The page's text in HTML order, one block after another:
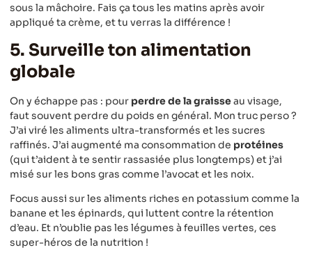
sous la mâchoire. Fais ça tous les matins après avoir
appliqué ta crème, et tu verras la différence !
5. Surveille ton alimentation
globale
On y échappe pas : pour perdre de la graisseau visage,
faut souvent perdre du poids en général. Mon truc perso ?
J’ai viré les aliments ultra-transformés et les sucres
raffinés. J’ai augmenté ma consommation de protéines
(qui t’aident à te sentir rassasiée plus longtemps) et j’ai
misé sur les bons gras comme l’avocat et les noix.
Focus aussi sur les aliments riches en potassium comme la
banane et les épinards, qui luttent contre la rétention
d’eau. Et n’oublie pas les légumes à feuilles vertes, ces
super-héros de la nutrition !